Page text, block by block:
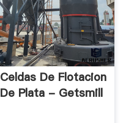
Celdas De Flotacion
De Plata - Getsmill